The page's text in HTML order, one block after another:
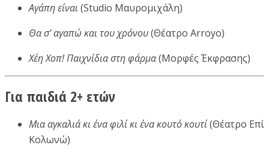
Αγάπη είναι (Studio Μαυρομιχάλη)
Θα σ’ αγαπώ και του χρόνου(Θέατρο Arroyo)
Χέη Χοπ! Παιχνίδια στη φάρμα(Μορφές Έκφρασης)
Για παιδιά 2+ ετών
Μια αγκαλιά κι ένα φιλί κι ένα κουτό κουτί(Θέατρο Επί
Κολωνώ)